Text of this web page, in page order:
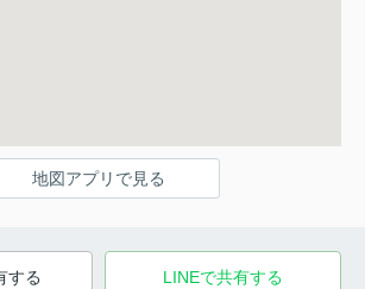
地図アプリで見る
する LINEで共有する